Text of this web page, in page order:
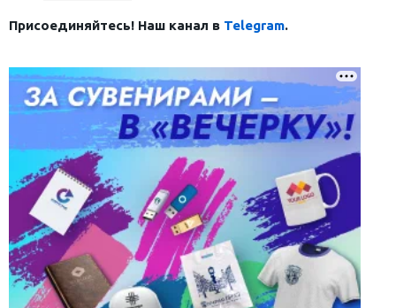
Присоединяйтесь! Наш канал в Telegram.